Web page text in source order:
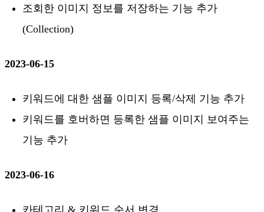
조회한 이미지 정보를 저장하는 기능 추가
(Collection)
2023-06-15
키워드에 대한 샘플 이미지 등록/삭제 기능 추가
키워드를 호버하면 등록한 샘플 이미지 보여주는
기능 추가
2023-06-16